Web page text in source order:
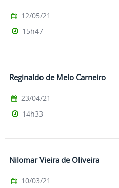
12/05/21
15h47
Reginaldo de Melo Carneiro
23/04/21
14h33
Nilomar Vieira de Oliveira
10/03/21